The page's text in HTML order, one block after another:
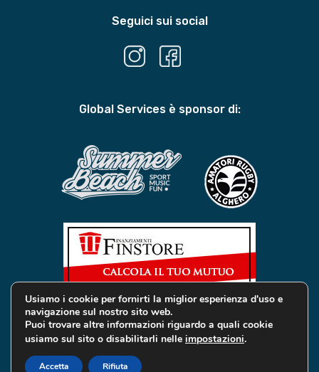
Seguici sui social
Global Services è sponsor di:
© 2019 Global Services Immobiliari | All rights reserved |
Privacy e Cookie
Usiamo i cookie per fornirti la miglior esperienza d'uso e
navigazione sul nostro sito web.
Puoi trovare altre informazioni riguardo a quali cookie
usiamo sul sito o disabilitarli nelle impostazioni.
Accetta Rifiuta